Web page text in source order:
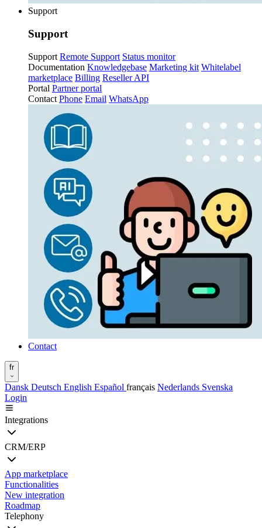
Support
Support
Support Remote Support Status monitor
Documentation Knowledgebase Marketing kit Whitelabel
marketplace Billing Reseller API
Portal Partner portal
Contact Phone Email WhatsApp
Contact
fr
Dansk Deutsch English Español français Nederlands Svenska
Login
Integrations
CRM/ERP
App marketplace
Functionalities
New integration
Roadmap
Telephony